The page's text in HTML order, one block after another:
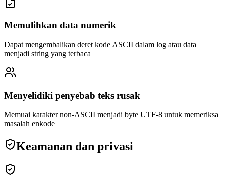
Memulihkan data numerik
Dapat mengembalikan deret kode ASCII dalam log atau data
menjadi string yang terbaca
Menyelidiki penyebab teks rusak
Memuai karakter non-ASCII menjadi byte UTF-8 untuk memeriksa
masalah enkode
Keamanan dan privasi